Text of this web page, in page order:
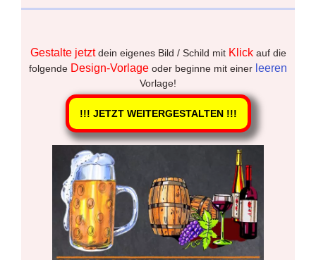
Gestalte jetztdein eigenes Bild / Schild mit Klickauf die
folgende Design-Vorlage oder beginne mit einer leeren
Vorlage!
!!! JETZT WEITERGESTALTEN !!!